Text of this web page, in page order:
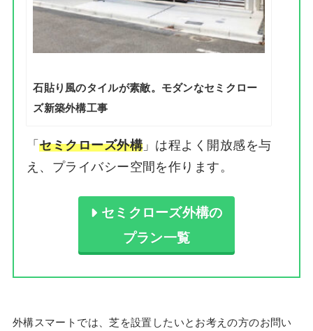
石貼り風のタイルが素敵。モダンなセミクロー
ズ新築外構工事
「セミクローズ外構」は程よく開放感を与
え、プライバシー空間を作ります。
セミクローズ外構の
プラン一覧
外構スマートでは、芝を設置したいとお考えの方のお問い